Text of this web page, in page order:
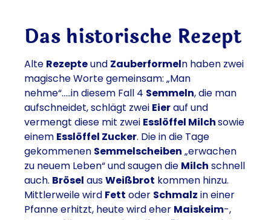
Das historische Rezept
Alte Rezepteund Zauberformeln haben zwei
magische Worte gemeinsam: „Man
nehme“…..in diesem Fall 4 Semmeln, die man
aufschneidet, schlägt zwei Eierauf und
vermengt diese mit zwei Esslöffel Milchsowie
einem Esslöffel Zucker. Die in die Tage
gekommenen Semmelscheiben „erwachen
zu neuem Leben“ und saugen die Milch schnell
auch. Brösel ausWeißbrot kommen hinzu.
Mittlerweile wird Fett oder Schmalz in einer
Pfanne erhitzt, heute wird eher Maiskeim-,